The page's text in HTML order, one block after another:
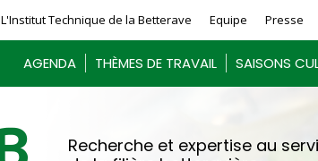
L'Institut Technique de la Betterave Equipe Presse
AGENDA THÈMES DE TRAVAIL SAISONS
Recherche et expertise au